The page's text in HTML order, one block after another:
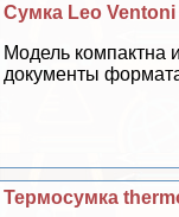
Сумка Leo Ventoni
Модель компактна
документы
Термоcумка